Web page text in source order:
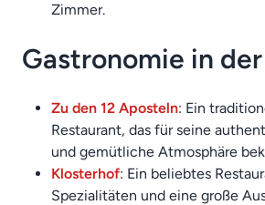
Zimmer.
Gastronomie in
Zu den 12 Aposteln: Ein
Restaurant, das für seine
und gemütliche Atmosphäre
Klosterhof: Ein beliebtes
Spezialitäten und eine große